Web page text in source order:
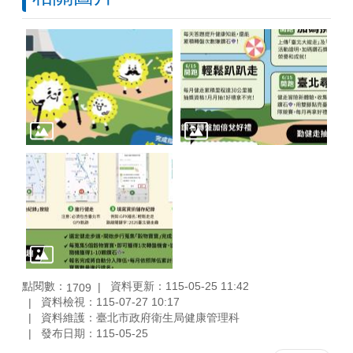
點閱數： 1709
資料更新：115-05-25 11:42
資料檢視：115-07-27 10:17
資料維護：臺北市政府衛生局健康管理科
發布日期：115-05-25